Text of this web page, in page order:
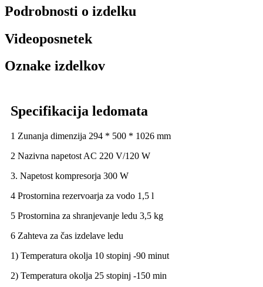
Podrobnosti o izdelku
Videoposnetek
Oznake izdelkov
Specifikacija ledomata
1 Zunanja dimenzija 294 * 500 * 1026 mm
2 Nazivna napetost AC 220 V/120 W
3. Napetost kompresorja 300 W
4 Prostornina rezervoarja za vodo 1,5 l
5 Prostornina za shranjevanje ledu 3,5 kg
6 Zahteva za čas izdelave ledu
1) Temperatura okolja 10 stopinj -90 minut
2) Temperatura okolja 25 stopinj -150 min